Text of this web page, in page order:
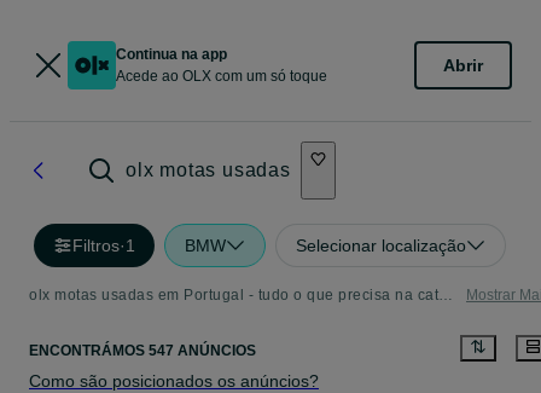
Continua na app
Acede ao OLX com um só toque
Abrir
olx motas usadas
Filtros·1 BMW Selecionar localização
olx motas usadas em Portugal - tudo o que precisa na categoria BMW Mostrar
ENCONTRÁMOS 547 ANÚNCIOS
Como são posicionados os anúncios?